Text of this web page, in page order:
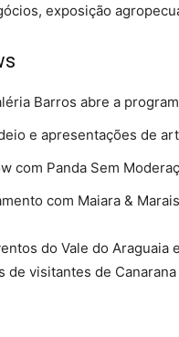
exposição
Barros abre a
e apresentações de
com Panda Sem
com Maiara &
do Vale do
de visitantes de